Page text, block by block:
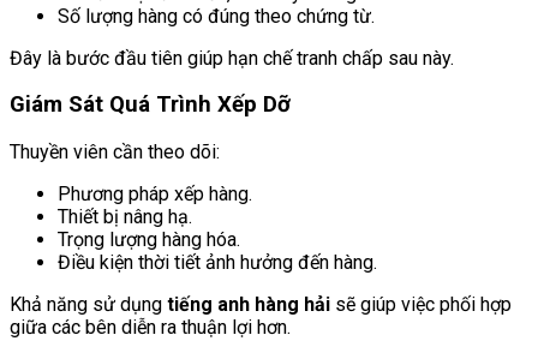
Số lượng hàng có đúng theo chứng từ.
Đây là bước đầu tiên giúp hạn chế tranh chấp sau này.
Giám Sát Quá Trình Xếp Dỡ
Thuyền viên cần theo dõi:
Phương pháp xếp hàng.
Thiết bị nâng hạ.
Trọng lượng hàng hóa.
Điều kiện thời tiết ảnh hưởng đến hàng.
Khả năng sử dụng tiếng anh hàng hải sẽ giúp việc phối hợp
giữa các bên diễn ra thuận lợi hơn.